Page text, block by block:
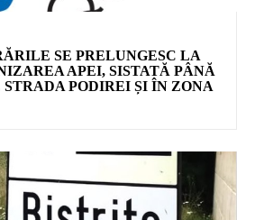
SE PRELUNGESC LA
APEI, SISTATĂ PÂNĂ
STRADA PODIREI ȘI ÎN ZONA